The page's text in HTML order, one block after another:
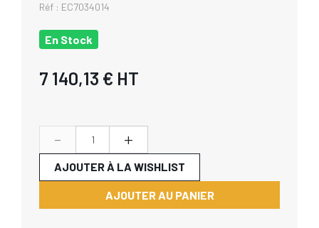
Réf : EC7034014
En Stock
7 140,13 € HT
- +
AJOUTER AU PANIER
AJOUTER À LA WISHLIST